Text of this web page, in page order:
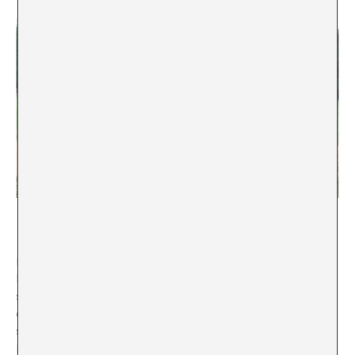
Per al poble pemón, cada pedra, així com cada racó de
la Gran Sabana, va ser creat per Makunaima, déu de la
seva terra. La seva cultura té una estructura
cosmogònica de la natura, a la què es considera
sagrada i amb el poder d’incidir en el destí dels pobles.
Les pedres són divinitats, éssers protectors, esperits